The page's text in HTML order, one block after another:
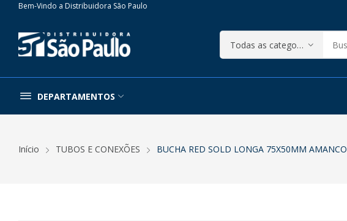
Bem-Vindo a Distribuidora São Paulo
DEPARTAMENTOS
Início TUBOS E CONEXÕES BUCHA RED SOLD LONGA 75X50MM AMANCO